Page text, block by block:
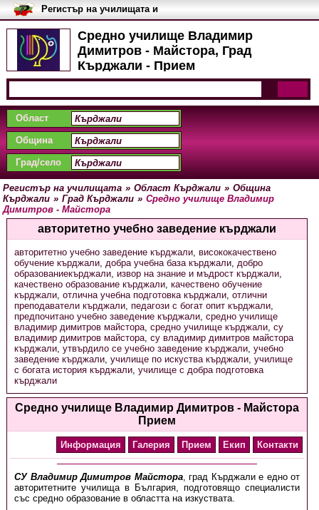
Средно училище Владимир
Димитров - Майстора, Град
Кърджали - Прием
Регистър на училищата и
университетите в България
Област
Община
Град/село
Регистър на училищата » Област Кърджали » Община
Кърджали » Град Кърджали » Средно училище Владимир
Димитров - Майстора
авторитетно учебно заведение кърджали
авторитетно учебно заведение кърджали, висококачествено
обучение кърджали, добра учебна база кърджали, добро
образованиекърджали, извор на знание и мъдрост кърджали,
качествено образование кърджали, качествено обучение
кърджали, отлична учебна подготовка кърджали, отлични
преподаватели кърджали, педагози с богат опит кърджали,
предпочитано учебно заведение кърджали, средно училище
владимир димитров майстора, средно училище кърджали, су
владимир димитров майстора, су владимир димитров майстора
кърджали, утвърдило се учебно заведение кърджали, учебно
заведение кърджали, училище по искуства кърджали, училище
с богата история кърджали, училище с добра подготовка
кърджали
Средно училище Владимир Димитров - Майстора
Прием
Информация Галерия Прием Екип Контакти
СУ Владимир Димитров Майстора, град Кърджали е едно от
авторитетните училища в България, подготовящо специалисти
със средно образование в областта на изкуствата.